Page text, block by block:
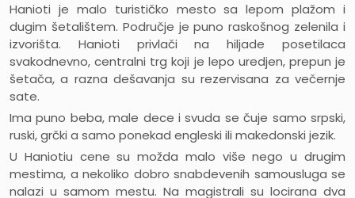
Hanioti je malo turističko mesto sa lepomplažom i
dugim šetalištem. Područje je puno raskošnog zelenila i
izvorišta. Hanioti privlači na hiljade posetilaca
svakodnevno, centralni trg koji je lepo uredjen, prepun je
šetača, a razna dešavanja su rezervisana za večernje
sate.
Ima puno beba, male dece i svuda se čuje samo srpski,
ruski, grčki a samo ponekad engleski ili makedonski jezik.
U Haniotiu cene su možda malo više nego u drugim
mestima, a nekoliko dobro snabdevenih samousluga se
nalazi u samom mestu. Na magistrali su locirana dva